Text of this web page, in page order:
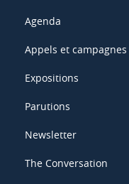
Agenda
Appels et campagnes
Expositions
Parutions
Newsletter
The Conversation